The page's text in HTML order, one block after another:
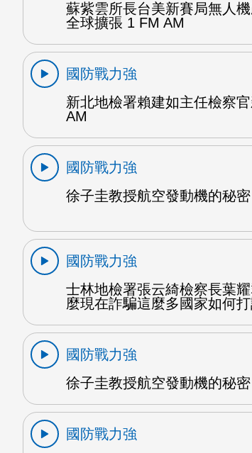
蘇紫雲所長台美新賽局無人
全球擴張 1 FM AM
國防戰力強
新北地檢署賴建如主任檢察
AM
國防戰力強
徐子圭教授航空發動機的秘
國防戰力強
士林地檢署張云綺檢察長葉
麼現在詐騙這麼多國家如何
國防戰力強
徐子圭教授航空發動機的秘
國防戰力強